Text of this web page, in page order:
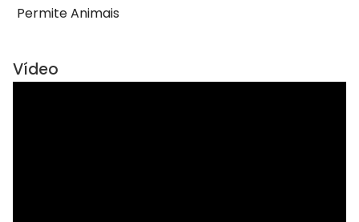
Permite Animais
Vídeo